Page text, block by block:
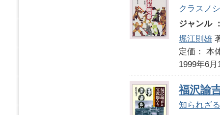
クラスノ
ジャンル
堀江則雄
定価：
1999年6月
福沢諭
知られざ